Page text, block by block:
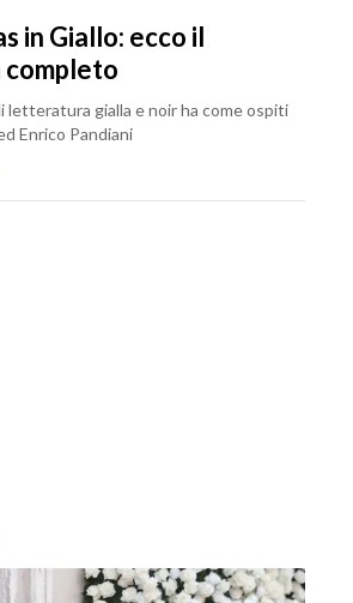
in Giallo: ecco il
completo
letteratura gialla e noir ha come ospiti
Enrico Pandiani